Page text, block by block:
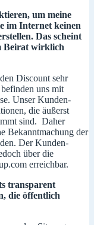
um meine
im Internet keinen
Das scheint
Beirat wirklich
Discount sehr
uns mit
Unser Kunden-
die äußerst
sind. Daher
Bekanntmachung der
Der Kunden-
über die
erreichbar.
transparent
die öffentlich